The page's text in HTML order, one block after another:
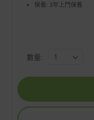
保養: 3年上門保養
數量: